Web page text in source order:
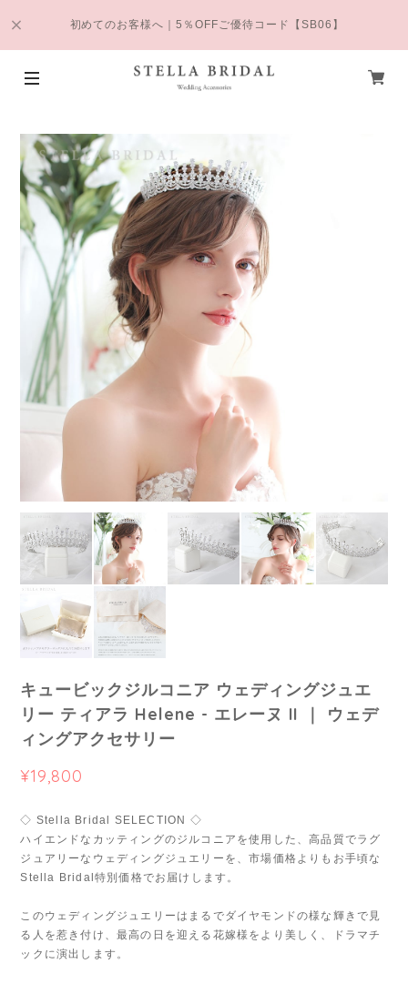
初めてのお客様へ｜5％OFFご優待コード【SB06】
キュービックジルコニア ウェディングジュエ
リー ティアラ Helene - エレーヌ II ｜ ウェデ
ィングアクセサリー
¥19,800
◇ Stella Bridal SELECTION ◇
ハイエンドなカッティングのジルコニアを使用した、高品質でラグ
ジュアリーなウェディングジュエリーを、市場価格よりもお手頃な
Stella Bridal特別価格でお届けします。
このウェディングジュエリーはまるでダイヤモンドの様な輝きで見
る人を惹き付け、最高の日を迎える花嫁様をより美しく、ドラマチ
ックに演出します。